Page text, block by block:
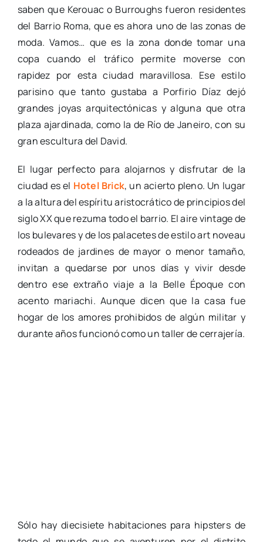
saben que Kerouac o Burroughs fueron residentes
del Barrio Roma, que es ahora uno de las zonas de
moda. Vamos… que es la zona donde tomar una
copa cuando el tráfico permite moverse con
rapidez por esta ciudad maravillosa. Ese estilo
parisino que tanto gustaba a Porfirio Díaz dejó
grandes joyas arquitectónicas y alguna que otra
plaza ajardinada, como la de Río de Janeiro, con su
gran escultura del David.
El lugar perfecto para alojarnos y disfrutar de la
ciudad es el Hotel Brick, un acierto pleno. Un lugar
a la altura del espíritu aristocrático de principios del
siglo XX que rezuma todo el barrio. El aire vintage de
los bulevares y de los palacetes de estilo art noveau
rodeados de jardines de mayor o menor tamaño,
invitan a quedarse por unos días y vivir desde
dentro ese extraño viaje a la Belle Époque con
acento mariachi. Aunque dicen que la casa fue
hogar de los amores prohibidos de algún militar y
durante años funcionó como un taller de cerrajería.
Sólo hay diecisiete habitaciones para hipsters de